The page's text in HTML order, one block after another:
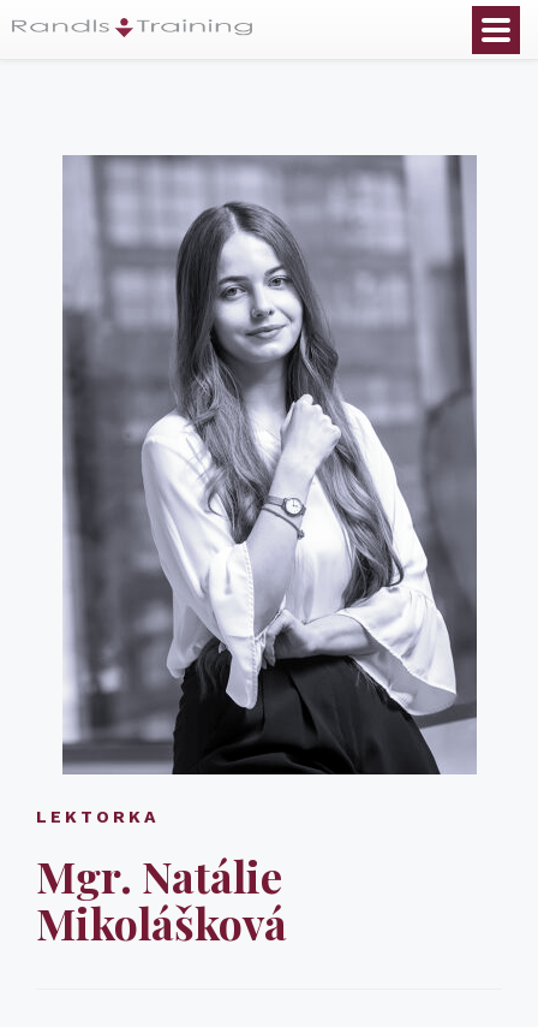
LEKTORKA
Mgr. Natálie
Mikolášková